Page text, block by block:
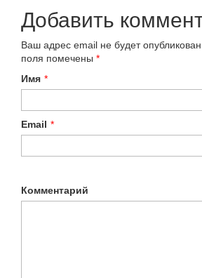
Добавить
Ваш адрес email не будет опубликован.
поля помечены *
Имя *
Email *
Комментарий